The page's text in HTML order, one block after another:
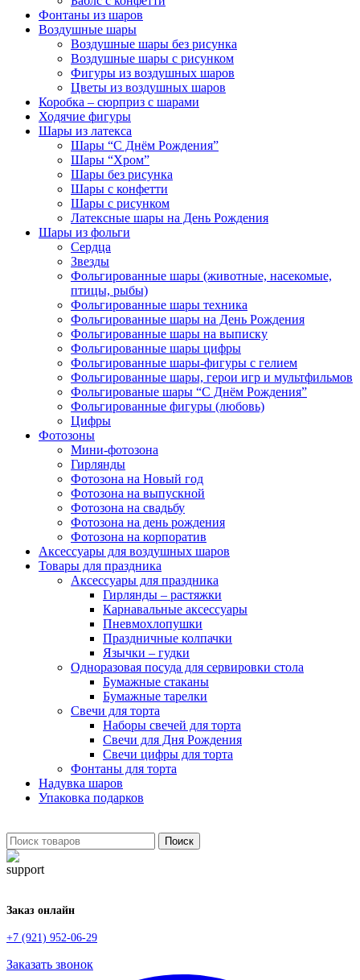
Фонтаны из шаров
Воздушные шары
Воздушные шары без рисунка
Воздушные шары с рисунком
Фигуры из воздушных шаров
Цветы из воздушных шаров
Коробка – сюрприз с шарами
Ходячие фигуры
Шары из латекса
Шары “С Днём Рождения”
Шары “Хром”
Шары без рисунка
Шары с конфетти
Шары с рисунком
Латексные шары на День Рождения
Шары из фольги
Сердца
Звезды
Фольгированные шары (животные, насекомые,
птицы, рыбы)
Фольгированные шары техника
Фольгированные шары на День Рождения
Фольгированные шары на выписку
Фольгированные шары цифры
Фольгированные шары-фигуры с гелием
Фольгированные шары, герои игр и мультфильмов
Фольгированые шары “С Днём Рождения”
Фольгированные фигуры (любовь)
Цифры
Фотозоны
Мини-фотозона
Гирлянды
Фотозона на Новый год
Фотозона на выпускной
Фотозона на свадьбу
Фотозона на день рождения
Фотозона на корпоратив
Аксессуары для воздушных шаров
Товары для праздника
Аксессуары для праздника
Гирлянды – растяжки
Карнавальные аксессуары
Пневмохлопушки
Праздничные колпачки
Язычки – гудки
Одноразовая посуда для сервировки стола
Бумажные стаканы
Бумажные тарелки
Свечи для торта
Наборы свечей для торта
Свечи для Дня Рождения
Свечи цифры для торта
Фонтаны для торта
Надувка шаров
Упаковка подарков
Поиск
Заказ онлайн
+7 (921) 952-06-29
Заказать звонок